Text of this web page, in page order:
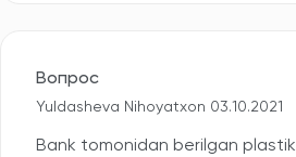
Вопрос
Yuldasheva Nihoyatxon 03.10.2021
Bank tomonidan berilgan